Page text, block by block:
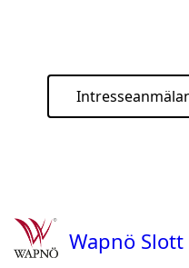
Wapnö Slott